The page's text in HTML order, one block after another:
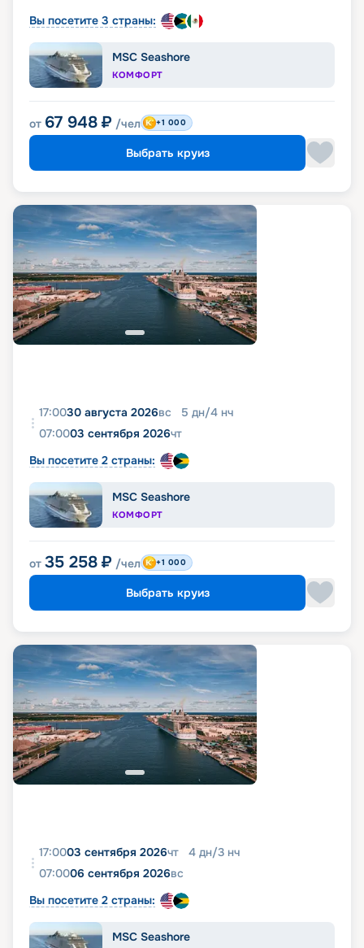
Вы посетите 3 страны:
MSC Seashore
КОМФОРТ
от 67 948 ₽ /чел +1 000
Выбрать круиз
17:0030 августа 2026вс 5 дн/4 нч
07:0003 сентября 2026чт
Вы посетите 2 страны:
MSC Seashore
КОМФОРТ
от 35 258 ₽ /чел +1 000
Выбрать круиз
17:0003 сентября 2026чт 4 дн/3 нч
07:0006 сентября 2026вс
Вы посетите 2 страны:
MSC Seashore